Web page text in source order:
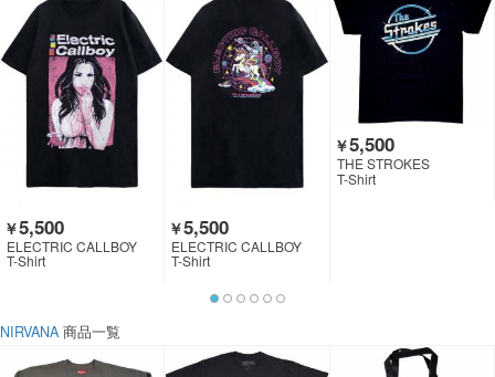
￥5,500
ELECTRIC CALLBOY
T-Shirt
￥5,500
ELECTRIC CALLBOY
T-Shirt
￥5,500
THE STROKES
T-Shirt
NIRVANA 商品一覧